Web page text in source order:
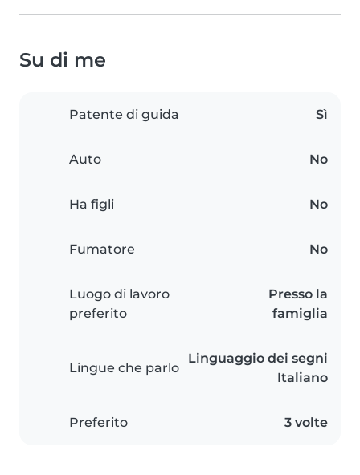
Su di me
Patente di guida Sì
Auto No
Ha figli No
Fumatore No
Luogo di lavoro
preferito
Presso la
famiglia
Lingue che parlo
Linguaggio dei segni
Italiano
Preferito 3 volte